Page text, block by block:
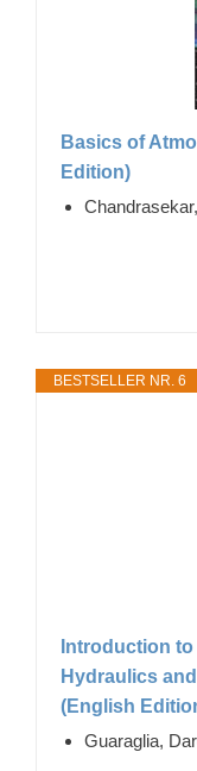
Basics of
Edition)
BESTSELLER NR. 6
Introduction
Hydraulics
(English
Guaraglia,